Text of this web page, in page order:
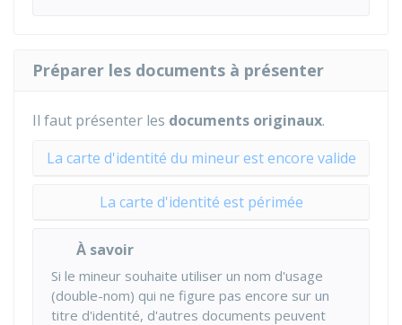
Préparer les documents à présenter
Il faut présenter les documents originaux.
La carte d'identité du mineur est encore valide
La carte d'identité est périmée
À savoir
Si le mineur souhaite utiliser un nom d'usage
(double-nom) qui ne figure pas encore sur un
titre d'identité, d'autres documents peuvent